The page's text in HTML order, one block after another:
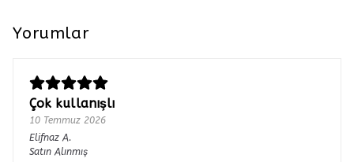
Yorumlar
Çok kullanışlı
10 Temmuz 2026
Elifnaz A.
Satın Alınmış